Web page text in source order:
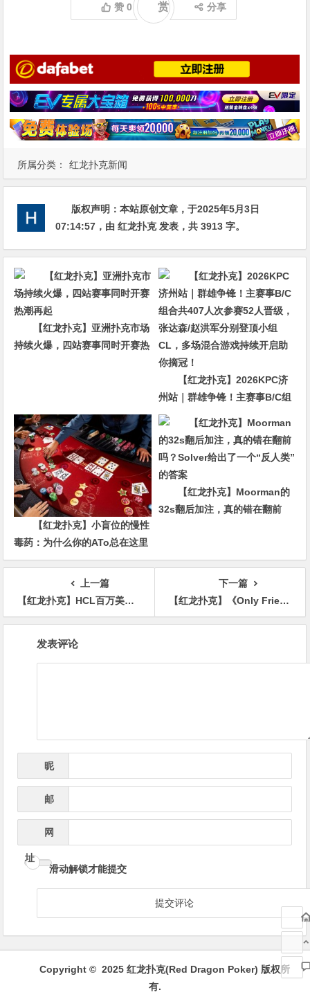
所属分类： 红龙扑克新闻
赞0 赏 分享
版权声明：本站原创文章，于2025年5月3日
07:14:57 ，由红龙扑克发表，共 3913 字。
【红龙扑克】亚洲扑克市场
持续火爆，四站赛事同时开赛热
【红龙扑克】2026KPC济
州站｜群雄争锋！主赛事B/C组
合共407人次参赛52人晋级，张
【红龙扑克】小盲位的慢性
毒药：为什么你的ATo总在这里
输钱？
【红龙扑克】Moorman的
32s翻后加注，真的错在翻前
上一篇
【红龙扑克】HCL百万美元赛首日：Keating诈唬翻车损失195万大POT Peter状态火热
下一篇
【红龙扑克】《Only Friends》播客正式和大家说再见停更
发表评论
昵
邮
网
址
滑动解锁才能提交
Copyright © 2025 红龙扑克(Red Dragon Poker) 版权所
有.